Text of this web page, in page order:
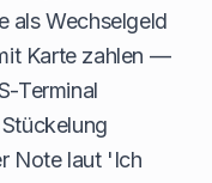
als Wechselgeld
Karte zahlen —
Terminal
Note laut 'Ich